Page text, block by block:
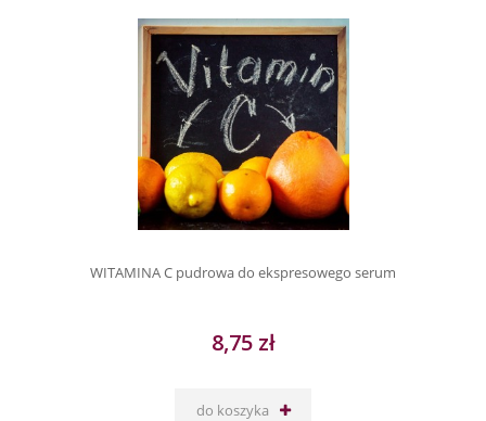
WITAMINA C pudrowa do ekspresowego serum
8,75 zł
do koszyka